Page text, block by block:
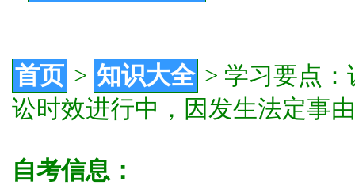
首页 > 知识大全 > 学习要点
讼时效进行中，因发生法定事
自考信息：